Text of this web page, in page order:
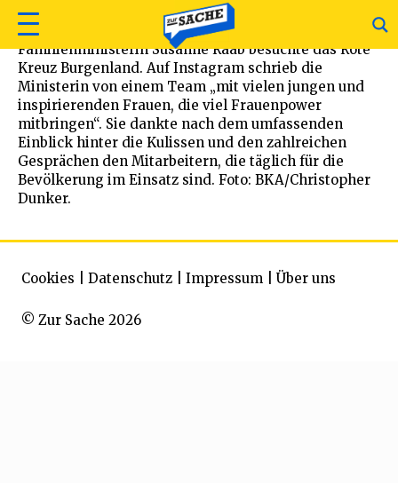
Familienministerin Susanne Raab besuchte das Rote
Kreuz Burgenland. Auf Instagram schrieb die
Ministerin von einem Team „mit vielen jungen und
inspirierenden Frauen, die viel Frauenpower
mitbringen“. Sie dankte nach dem umfassenden
Einblick hinter die Kulissen und den zahlreichen
Gesprächen den Mitarbeitern, die täglich für die
Bevölkerung im Einsatz sind. Foto: BKA/Christopher
Dunker.
© Zur Sache 2026
Cookies Datenschutz Impressum Über uns